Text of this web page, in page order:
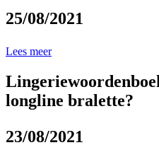
25/08/2021
Lees meer
longline bralette?
23/08/2021